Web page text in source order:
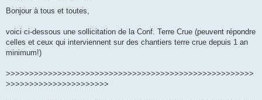
s
g
Bonjour à tous et toutes,
voici ci-dessous une sollicitation de la Conf. Terre Crue (peuvent répondre
celles et ceux qui interviennent sur des chantiers terre crue depuis 1 an
minimum!)
>>>>>>>>>>>>>>>>>>>>>>>>>>>>>>>>>>>>>>>>>>>>>>>>>>>>>
>>>>>>>>>>>>>>>>>>>>>>